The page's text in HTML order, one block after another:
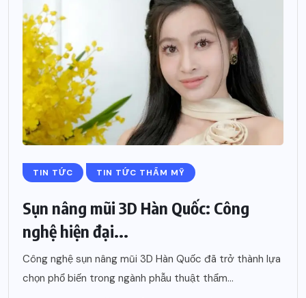
TIN TỨC TIN TỨC THẨM MỸ
Sụn nâng mũi 3D Hàn Quốc: Công
nghệ hiện đại...
Công nghệ sụn nâng mũi 3D Hàn Quốc đã trở thành lựa
chọn phổ biến trong ngành phẫu thuật thẩm...